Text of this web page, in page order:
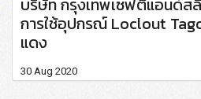
บริษัท กรุงเทพเซฟตี้แอนด์ส
การใช้อุปกรณ์ Loclout
แดง
30 Aug 2020